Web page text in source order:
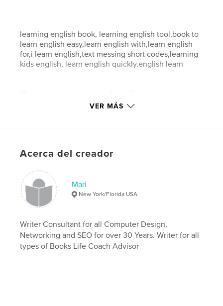
learning english book, learning english tool,book to
learn english easy,learn english with,learn english
for,i learn english,text messing short codes,learning
kids english, learn english quickly,english learn
Categoría principal: Entretenimiento
Fecha de publicación: jul. 09, 2007
Palabras clave
Young teens , children , Texting
VER MÁS
Acerca del creador
Mari
New York/Florida USA
Writer Consultant for all Computer Design,
Networking and SEO for over 30 Years. Writer for all
types of Books Life Coach Advisor